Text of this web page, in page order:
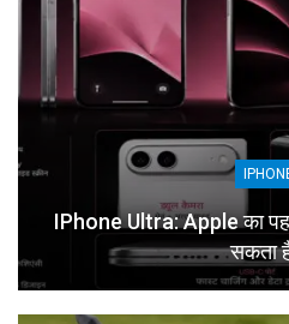
IPhone Ultra: Apple का
सकता